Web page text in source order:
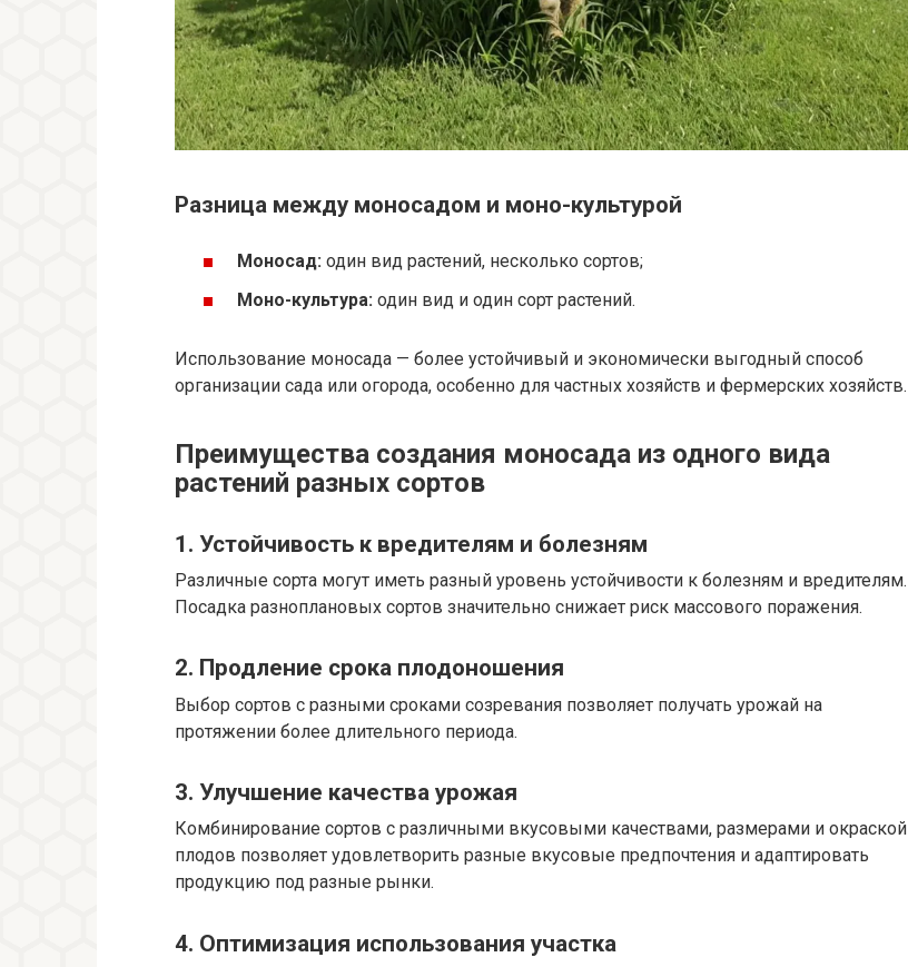
Разница между моносадом и моно-культурой
Моносад: один вид растений, несколько сортов;
Моно-культура: один вид и один сорт растений.
Использование моносада — более устойчивый и экономически выгодный способ
организации сада или огорода, особенно для частных хозяйств и фермерских хозяйств.
Преимущества создания моносада из одного вида
растений разных сортов
1. Устойчивость к вредителям и болезням
Различные сорта могут иметь разный уровень устойчивости к болезням и вредителям.
Посадка разноплановых сортов значительно снижает риск массового поражения.
2. Продление срока плодоношения
Выбор сортов с разными сроками созревания позволяет получать урожай на
протяжении более длительного периода.
3. Улучшение качества урожая
Комбинирование сортов с различными вкусовыми качествами, размерами и окраской
плодов позволяет удовлетворить разные вкусовые предпочтения и адаптировать
продукцию под разные рынки.
4. Оптимизация использования участка